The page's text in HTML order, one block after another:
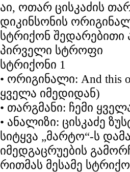
აი, ოთარ ცისკაძის
დიკინსონის
სტრიქონ შედარებითი
პირველი სტროფი
სტრიქონი 1
• ორიგინალი: And this
ყველა იმედიდან)
• თარგმანი: ჩემი
• ანალიზი: ცისკაძე
სიტყვა „მარტო“-ს
იმედგაცრუების
რითმას მესამე